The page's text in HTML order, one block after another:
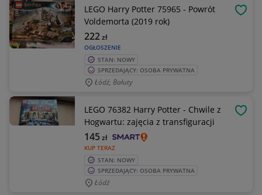
LEGO Harry Potter 75965 - Powrót
Voldemorta (2019 rok)
OGŁOSZENIE
222zł
STAN: NOWY
SPRZEDAJĄCY: OSOBA PRYWATNA
Łódź, Bałuty
LEGO 76382 Harry Potter - Chwile z
Hogwartu: zajęcia z transfiguracji
KUP TERAZ
145zł
STAN: NOWY
SPRZEDAJĄCY: OSOBA PRYWATNA
Łódź